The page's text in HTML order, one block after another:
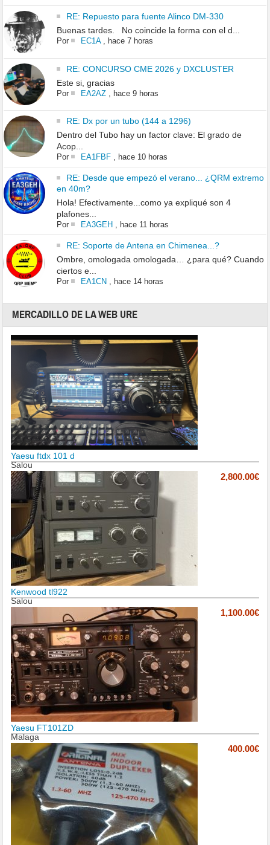
RE: Repuesto para fuente Alinco DM-330
Buenas tardes. No coincide la forma con el d...
Por EC1A, hace 7 horas
RE: CONCURSO CME 2026 y DXCLUSTER
Este si, gracias
Por EA2AZ, hace 9 horas
RE: Dx por un tubo (144 a 1296)
Dentro del Tubo hay un factor clave: El grado de
Acop...
Por EA1FBF, hace 10 horas
RE: Desde que empezó el verano... ¿QRM extremo
en 40m?
Hola! Efectivamente...como ya expliqué son 4
plafones...
Por EA3GEH , hace 11 horas
RE: Soporte de Antena en Chimenea...?
Ombre, omologada omologada… ¿para qué? Cuando
ciertos e...
Por EA1CN , hace 14 horas
MERCADILLO DE LA WEB URE
Yaesu ftdx 101 d
Salou
2,800.00€
Kenwood tl922
Salou
1,100.00€
Yaesu FT101ZD
Malaga
400.00€